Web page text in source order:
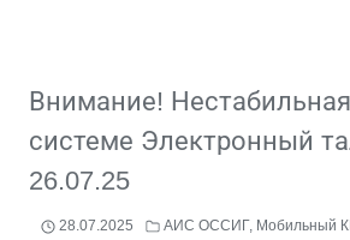
Внимание!
системе Электронный
26.07.25
28.07.2025 АИС ОССИГ, Мобильный